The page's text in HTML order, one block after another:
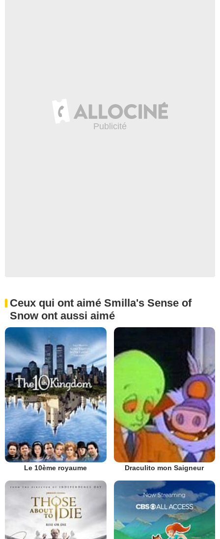
Ceux qui ont aimé Smilla's Sense of
Snow ont aussi aimé
Le 10ème royaume Draculito mon Saigneur